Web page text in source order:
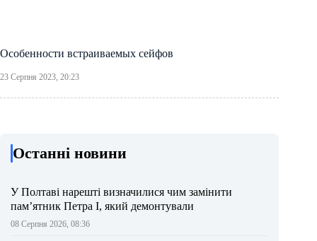
Особенности встраиваемых сейфов
23 Серпня 2023, 20:23
Останні новини
У Полтаві нарешті визначилися чим замінити
пам’ятник Петра І, який демонтували
08 Серпня 2026, 08:36